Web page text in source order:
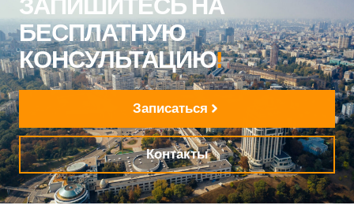
ЗАПИШИТЕСЬ НА
БЕСПЛАТНУЮ
КОНСУЛЬТАЦИЮ!
Записаться
Контакты